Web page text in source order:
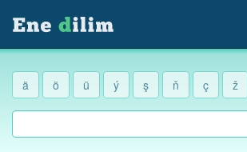
ä ö ü ý ş ň ç ž